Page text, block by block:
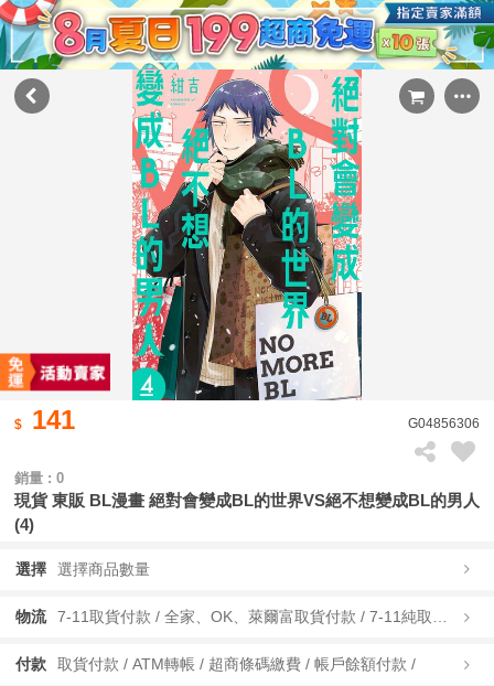
141 G04856306
銷量 : 0
現貨 東販 BL漫畫 絕對會變成BL的世界VS絕不想變成BL的男人
(4)
選擇 選擇商品數量
物流
付款 取貨付款 / ATM轉帳 / 超商條碼繳費 / 帳戶餘額付款 /